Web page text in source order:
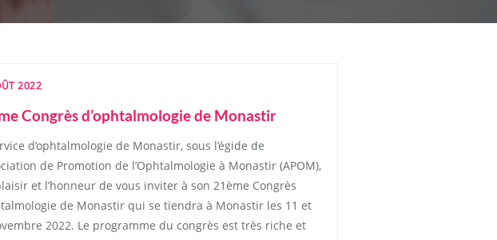
2022
Congrès d’ophtalmologie de Monastir
d’ophtalmologie de Monastir, sous l’égide de
de Promotion de l’Ophtalmologie à Monastir (APOM),
et l’honneur de vous inviter à son 21ème Congrès
de Monastir qui se tiendra à Monastir les 11 et
2022. Le programme du congrès est très riche et